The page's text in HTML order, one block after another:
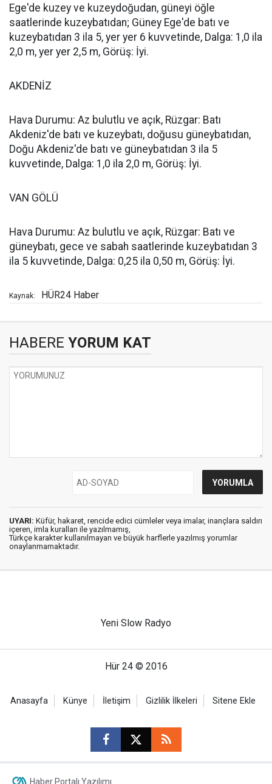
Ege'de kuzey ve kuzeydoğudan, güneyi öğle
saatlerinde kuzeybatıdan; Güney Ege'de batı ve
kuzeybatıdan 3 ila 5, yer yer 6 kuvvetinde, Dalga: 1,0 ila
2,0 m, yer yer 2,5 m, Görüş: İyi.
AKDENİZ
Hava Durumu: Az bulutlu ve açık, Rüzgar: Batı
Akdeniz'de batı ve kuzeybatı, doğusu güneybatıdan,
Doğu Akdeniz'de batı ve güneybatıdan 3 ila 5
kuvvetinde, Dalga: 1,0 ila 2,0 m, Görüş: İyi.
VAN GÖLÜ
Hava Durumu: Az bulutlu ve açık, Rüzgar: Batı ve
güneybatı, gece ve sabah saatlerinde kuzeybatıdan 3
ila 5 kuvvetinde, Dalga: 0,25 ila 0,50 m, Görüş: İyi.
Kaynak: HÜR24 Haber
HABERE YORUM KAT
UYARI: Küfür, hakaret, rencide edici cümleler veya imalar, inançlara saldırı
içeren, imla kuralları ile yazılmamış,
Türkçe karakter kullanılmayan ve büyük harflerle yazılmış yorumlar
onaylanmamaktadır.
Yeni Slow Radyo
Hür 24 © 2016
Anasayfa Künye İletişim Gizlilik İlkeleri Sitene Ekle
Haber Portalı Yazılımı